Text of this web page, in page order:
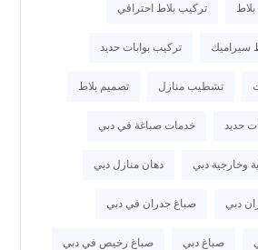
تركيب بلاط احترافي
سيراميك تركيب بوابات حديد
تشطيب منازل تصميم بلاط
حديد خدمات صباغة في دبي
وخارجية دبي دهان منازل دبي
دبي صباغ جدران في دبي
صباغ دبي صباغ رخيص في دبي